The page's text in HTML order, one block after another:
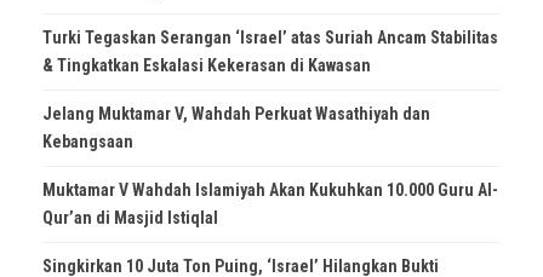
Turki Tegaskan Serangan ‘Israel’ atas Suriah Ancam Stabilitas
& Tingkatkan Eskalasi Kekerasan di Kawasan
Jelang Muktamar V, Wahdah Perkuat Wasathiyah dan
Kebangsaan
Muktamar V Wahdah Islamiyah Akan Kukuhkan 10.000 Guru Al-
Qur’an di Masjid Istiqlal
Singkirkan 10 Juta Ton Puing, ‘Israel’ Hilangkan Bukti